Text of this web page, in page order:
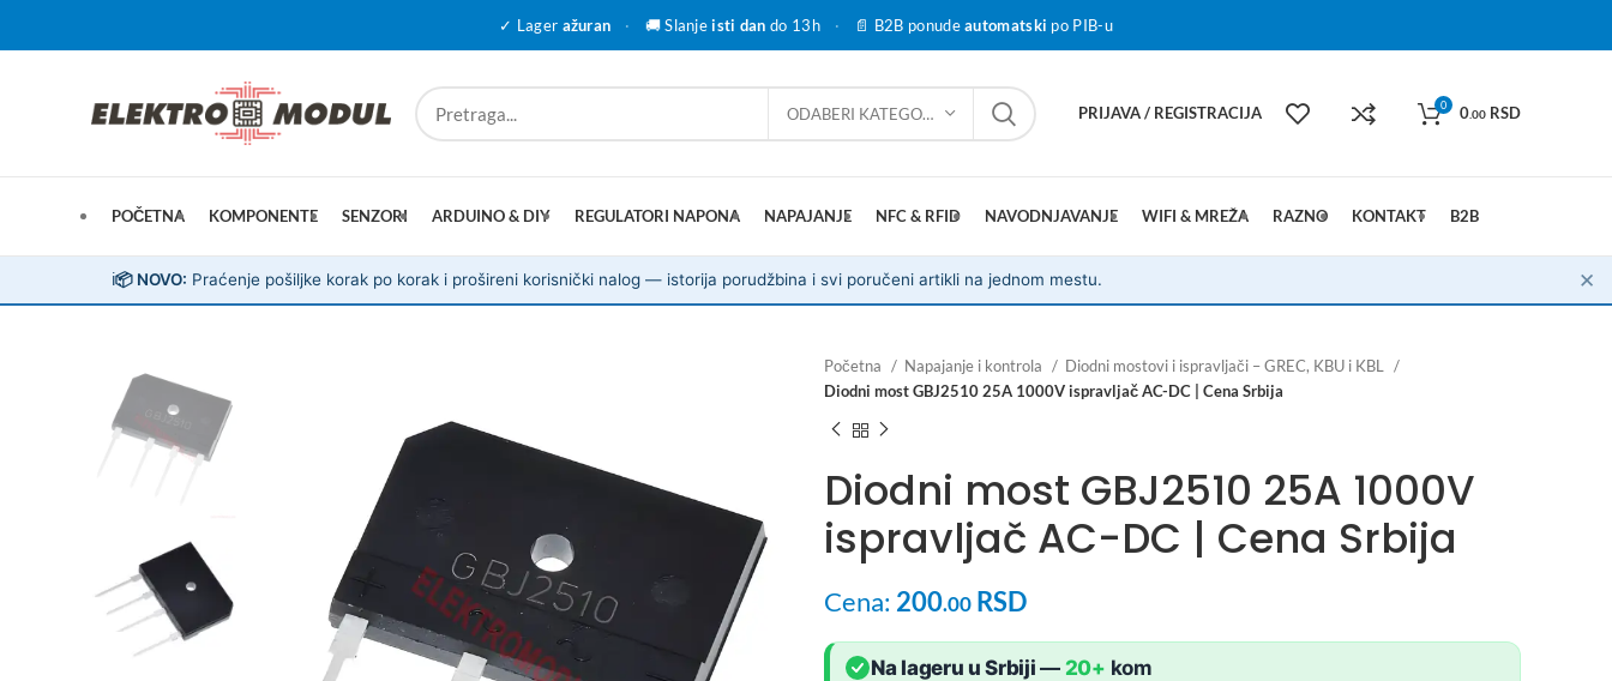
✓ Lager ažuran · 🚚 Slanjeisti dan do 13h · 📄 B2B ponudeautomatski po PIB-u
ODABERI KATEGORIJU PRIJAVA / REGISTRACIJA 0 0.00 RSD
POČETNA KOMPONENTE SENZORI ARDUINO & DIY REGULATORI NAPONA NAPAJANJE NFC & RFID NAVODNJAVANJE WIFI & MREŽA RAZNO KONTAKT B2B
ℹ️📦 NOVO: Praćenje pošiljke korak po korak i prošireni korisnički nalog — istorija porudžbina i svi poručeni artikli na jednom mestu. ✕
Početna Napajanje i kontrola
Diodni mostovi i ispravljači – GREC, KBU i KBL
Diodni most GBJ2510 25A 1000V ispravljač AC-DC | Cena Srbija
Diodni most GBJ2510 25A 1000V
ispravljač AC-DC | Cena Srbija
Cena: 200.00 RSD
Na lageru u Srbiji — 20+ kom